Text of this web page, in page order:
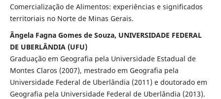
Comercialização de Alimentos: experiências e significados
territoriais no Norte de Minas Gerais.
Ângela Fagna Gomes de Souza, UNIVERSIDADE FEDERAL
DE UBERLÂNDIA (UFU)
Graduação em Geografia pela Universidade Estadual de
Montes Claros (2007), mestrado em Geografia pela
Universidade Federal de Uberlândia (2011) e doutorado em
Geografia pela Universidade Federal de Uberlândia (2013).